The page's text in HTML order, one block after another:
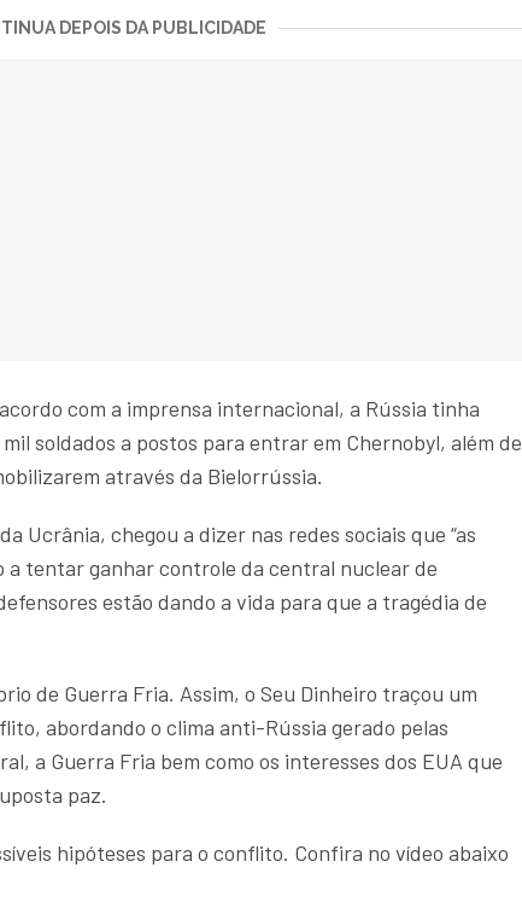
DEPOIS DA PUBLICIDADE
com a imprensa internacional, a Rússia tinha
soldados a postos para entrar em Chernobyl, além de
através da Bielorrússia.
Ucrânia, chegou a dizer nas redes sociais que “as
a tentar ganhar controle da central nuclear de
estão dando a vida para que a tragédia de
de Guerra Fria. Assim, o Seu Dinheiro traçou um
abordando o clima anti-Rússia gerado pelas
a Guerra Fria bem como os interesses dos EUA que
paz.
hipóteses para o conflito. Confira no vídeo abaixo